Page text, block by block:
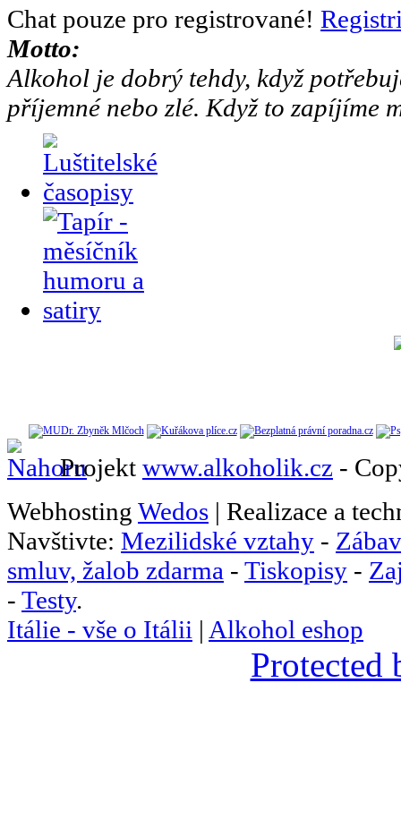
Chat pouze pro registrované!
Motto:
Alkohol je dobrý tehdy, když
příjemné nebo zlé. Když to zapíjíme
Projekt www.alkoholik.cz -
Webhosting Wedos | Realizace a
Navštivte: Mezilidské vztahy -
smluv, žalob zdarma - Tiskopisy -
- Testy.
Itálie - vše o Itálii | Alkohol eshop
Protected